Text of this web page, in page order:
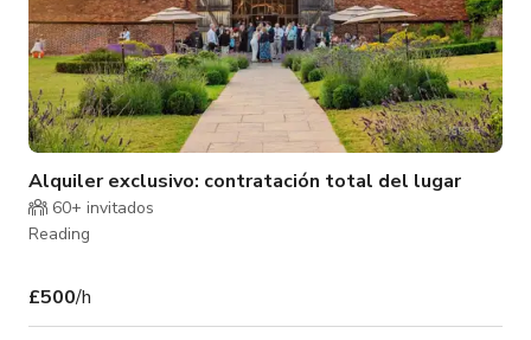
Alquiler exclusivo: contratación total del lugar
60+ invitados
Reading
£500/h